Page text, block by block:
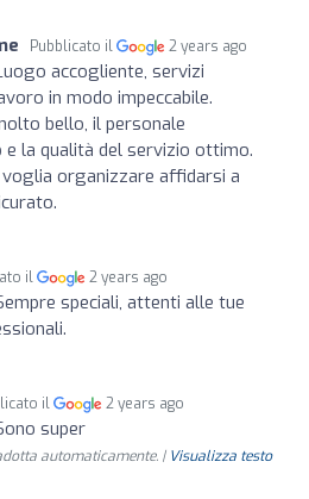
Pubblicato il 2 years ago
accogliente, servizi
in modo impeccabile.
bello, il personale
la qualità del servizio ottimo.
organizzare affidarsi a
il 2 years ago
speciali, attenti alle tue
il 2 years ago
super
automaticamente. | Visualizza testo